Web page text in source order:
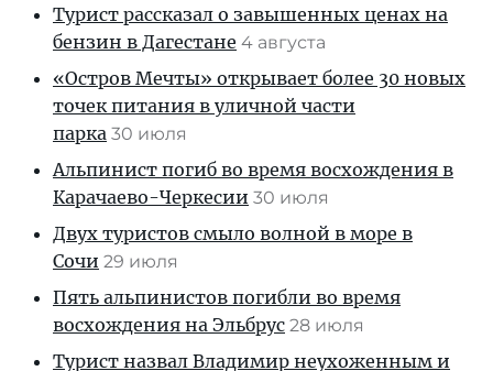
Турист рассказал о завышенных ценах на
бензин в Дагестане 4 августа
«Остров Мечты» открывает более 30 новых
точек питания в уличной части
парка 30 июля
Альпинист погиб во время восхождения в
Карачаево-Черкесии 30 июля
Двух туристов смыло волной в море в
Сочи 29 июля
Пять альпинистов погибли во время
восхождения на Эльбрус 28 июля
Турист назвал Владимир неухоженным и